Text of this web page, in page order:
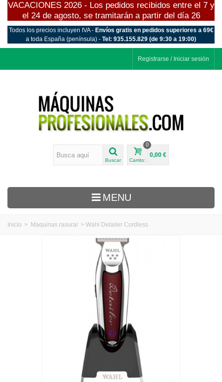
VACACIONES 2026 - Los pedidos recibidos entre el 7 y
el 24 de agosto, se tramitarán a partir del día 26
Todos los precios incluyen IVA - Envíos gratis en pedidos superiores a 69€
a toda España (península) - Tel: 935.155.829 (de 9:30 a 19:00)
Registrarse / Iniciar sesión
Buscar Carrito:
0
0,00 €
MENU
Inicio > Maquinas rasurar > Wahl Detailer Cordless